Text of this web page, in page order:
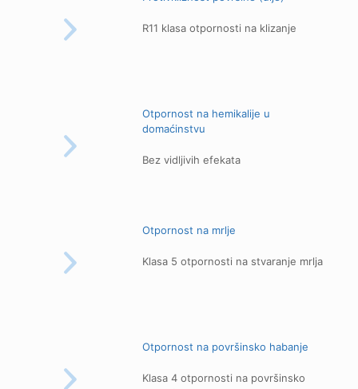
R11 klasa otpornosti na klizanje
Otpornost na hemikalije u
domaćinstvu
Bez vidljivih efekata
Otpornost na mrlje
Klasa 5 otpornosti na stvaranje mrlja
Otpornost na površinsko habanje
Klasa 4 otpornosti na površinsko